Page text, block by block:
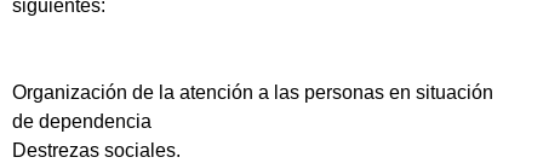
siguientes:
Organización de la atención a las personas en situación
de dependencia
Destrezas sociales.